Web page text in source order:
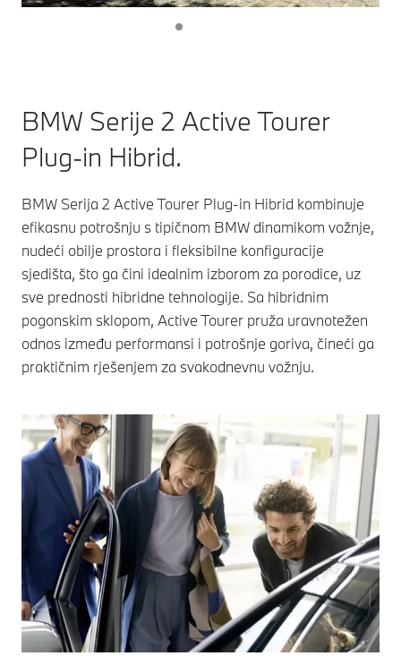
BMW Serije 2 Active Tourer
Plug-in Hibrid.
BMW Serija 2 Active Tourer Plug-in Hibrid kombinuje
efikasnu potrošnju s tipičnom BMW dinamikom vožnje,
nudeći obilje prostora i fleksibilne konfiguracije
sjedišta, što ga čini idealnim izborom za porodice, uz
sve prednosti hibridne tehnologije. Sa hibridnim
pogonskim sklopom, Active Tourer pruža uravnotežen
odnos između performansi i potrošnje goriva, čineći ga
praktičnim rješenjem za svakodnevnu vožnju.